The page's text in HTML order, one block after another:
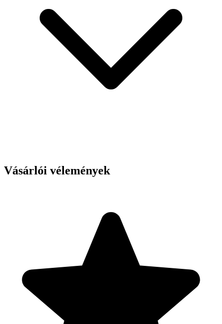
Vásárlói vélemények